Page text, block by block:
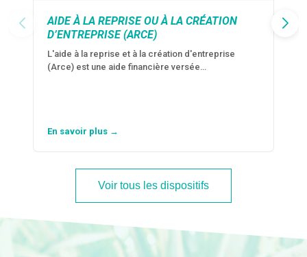
AIDE À LA REPRISE OU À LA CRÉATION
D’ENTREPRISE (ARCE)
L'aide à la reprise et à la création d'entreprise
(Arce) est une aide financière versée…
En savoir plus →
Voir tous les dispositifs